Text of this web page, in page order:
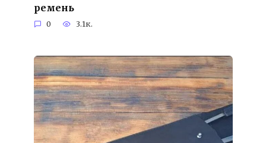
ремень
0 3.1к.